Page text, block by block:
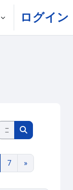
ログイン
コースを検索す
コースを検索
ージ 6
7ページ 7
»次のページ